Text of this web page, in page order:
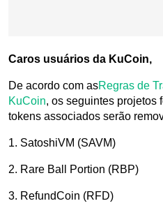
Caros usuários da KuCoin,
De acordo com asRegras de
KuCoin, os seguintes projetos
tokens associados serão
1. SatoshiVM (SAVM)
2. Rare Ball Portion (RBP)
3. RefundCoin (RFD)